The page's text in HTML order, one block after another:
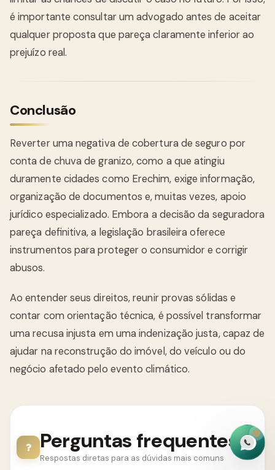
é importante consultar um advogado antes de aceitar
qualquer proposta que pareça claramente inferior ao
prejuízo real.
Conclusão
Reverter uma negativa de cobertura de seguro por
conta de chuva de granizo, como a que atingiu
duramente cidades como Erechim, exige informação,
organização de documentos e, muitas vezes, apoio
jurídico especializado. Embora a decisão da seguradora
pareça definitiva, a legislação brasileira oferece
instrumentos para proteger o consumidor e corrigir
abusos.
Ao entender seus direitos, reunir provas sólidas e
contar com orientação técnica, é possível transformar
uma recusa injusta em uma indenização justa, capaz de
ajudar na reconstrução do imóvel, do veículo ou do
negócio afetado pelo evento climático.
Perguntas frequentes
Respostas diretas para as dúvidas mais comuns